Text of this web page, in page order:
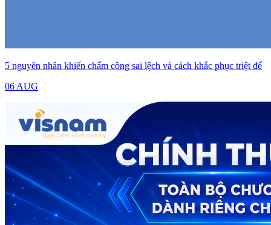
5 nguyên nhân khiến chấm công sai lệch và cách khắc phục triệt để
06 AUG